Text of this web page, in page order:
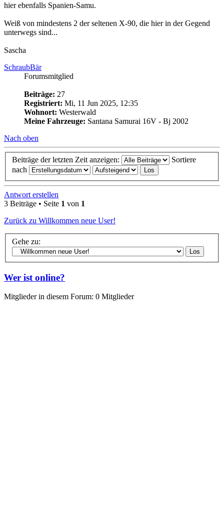
hier ebenfalls Spanien-Samu.
Weiß von mindestens 2 der seltenen X-90, die hier in der Gegend
unterwegs sind...
Sascha
SchraubBär
Forumsmitglied
Beiträge: 27
Registriert: Mi, 11 Jun 2025, 12:35
Wohnort: Westerwald
Meine Fahrzeuge: Santana Samurai 16V - Bj 2002
Nach oben
Beiträge der letzten Zeit anzeigen:
Sortiere
nach
Antwort erstellen
3 Beiträge • Seite 1 von 1
Zurück zu Willkommen neue User!
Gehe zu:
Wer ist online?
Mitglieder in diesem Forum: 0 Mitglieder